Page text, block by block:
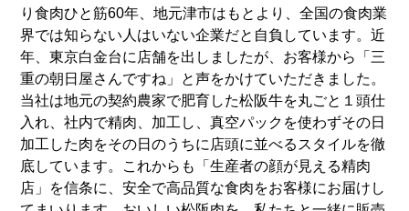
り食肉ひと筋60年、地元津市はもとより、全国の食肉業
界では知らない人はいない企業だと自負しています。近
年、東京白金台に店舗を出しましたが、お客様から「三
重の朝日屋さんですね」と声をかけていただきました。
当社は地元の契約農家で肥育した松阪牛を丸ごと１頭仕
入れ、社内で精肉、加工し、真空パックを使わずその日
加工した肉をその日のうちに店頭に並べるスタイルを徹
底しています。これからも「生産者の顔が見える精肉
店」を信条に、安全で高品質な食肉をお客様にお届けし